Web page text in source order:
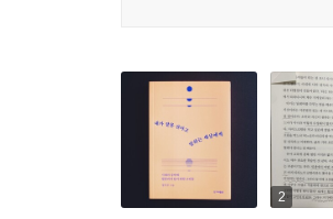
려 그런 상황이 더 집중적
중에 낼 수 있었던 하루의
--- pp.230~231
요즘 유행하는 “‘쎄함’은 과
사건은 한 특정 인물이 만
대립하는 것처럼 보이지만
흥미가 떨어지면 그런 놀
만들어서 놀이를 즐기는 개
2